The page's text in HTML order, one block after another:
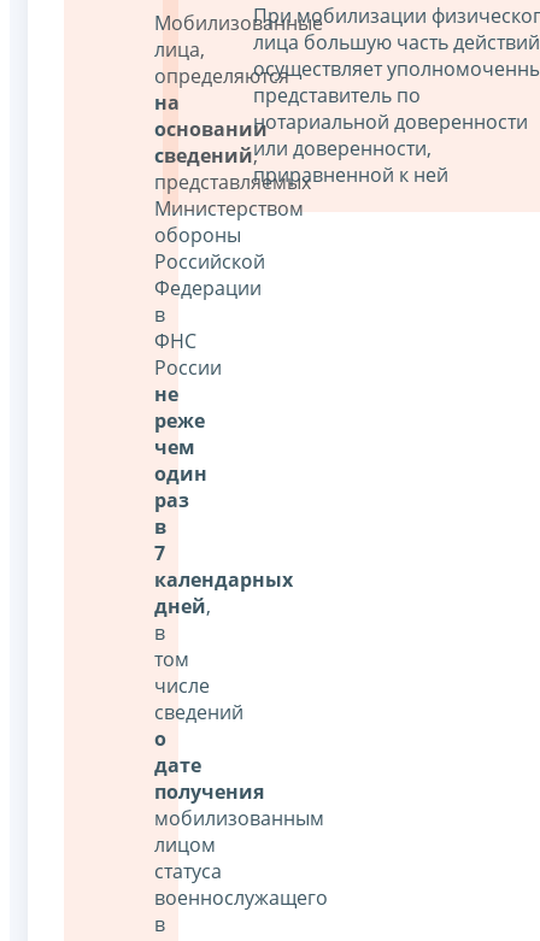
Мобилизованные
лица,
определяются
на
основании
сведений,
представляемых
Министерством
обороны
Российской
Федерации
в
ФНС
России
не
реже
чем
один
раз
в
7
календарных
дней,
в
том
числе
сведений
о
дате
получения
мобилизованным
лицом
статуса
военнослужащего
в
При мобилизации
лица большую часть действий
осуществляет
представитель по
нотариальной доверенности
или доверенности,
приравненной к ней